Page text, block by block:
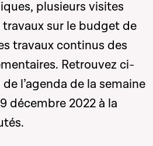
plusieurs visites
sur le budget de
travaux continus des
Retrouvez ci-
l’agenda de la semaine
décembre 2022 à la